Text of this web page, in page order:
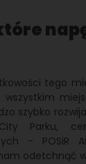
tego
szybko
Parku,
- POSiR
odetchnąć